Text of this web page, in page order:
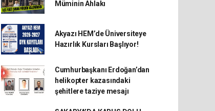
Müminin Ahlakı
Akyazı HEM’de Üniversiteye
Hazırlık Kursları Başlıyor!
Cumhurbaşkanı Erdoğan’dan
helikopter kazasındaki
şehitlere taziye mesajı